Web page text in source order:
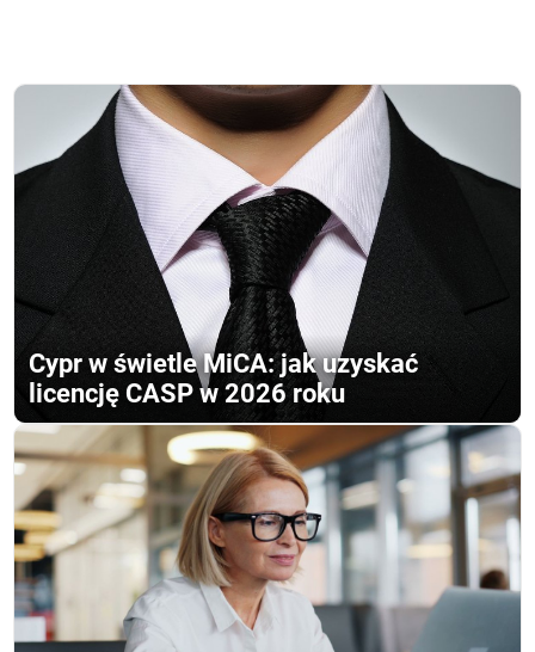
Cypr w świetle MiCA: jak uzyskać
licencję CASP w 2026 roku